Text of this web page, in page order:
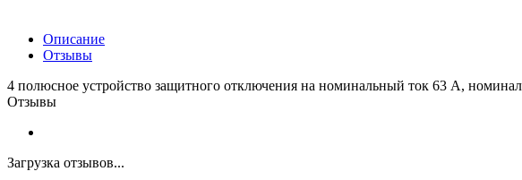
Описание
Отзывы
4 полюсное устройство защитного отключения на номинальный ток 63 А,
Отзывы
Загрузка отзывов...